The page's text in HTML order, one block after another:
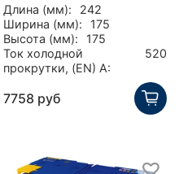
Длина (мм):
242
Ширина (мм):
175
Высота (мм):
175
Ток холодной
прокрутки, (EN) А:
520
7758 руб